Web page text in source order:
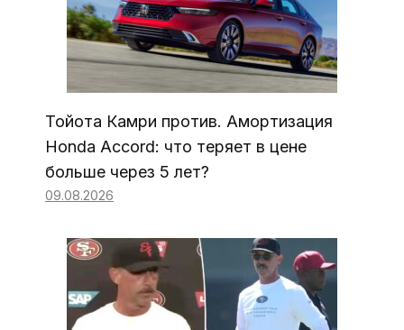
Тойота Камри против. Амортизация
Honda Accord: что теряет в цене
больше через 5 лет?
09.08.2026